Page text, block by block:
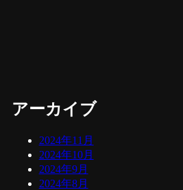
アーカイブ
2024年11月
2024年10月
2024年9月
2024年8月